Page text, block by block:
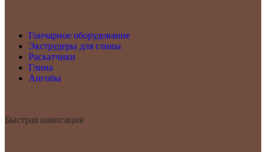
Гончарное оборудование
Экструдеры для глины
Раскатчики
Глина
Ангобы
Быстрая навигация